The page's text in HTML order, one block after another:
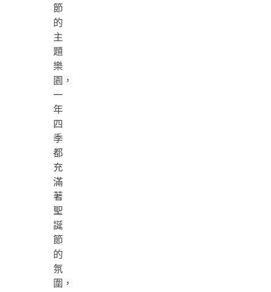
節
的
主
題
樂
園，
一
年
四
季
都
充
滿
著
聖
誕
節
的
氛
圍，